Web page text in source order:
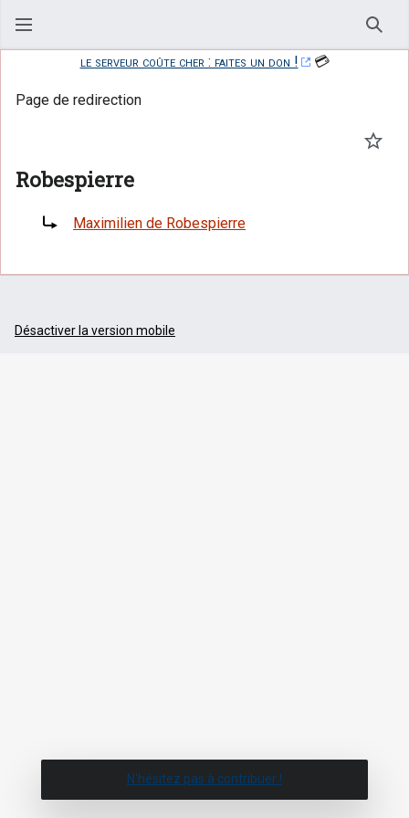
le serveur coûte cher : faites un don !
💳
Robespierre
Page de redirection
Rediriger vers :Maximilien de Robespierre
Désactiver la version mobile
N'hésitez pas à contribuer !